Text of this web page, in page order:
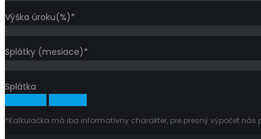
Výška úroku(%)*
Splátky (mesiace)*
Splátka
*Kalkulačka má iba informatívny charakter, pre presný výpočet nás